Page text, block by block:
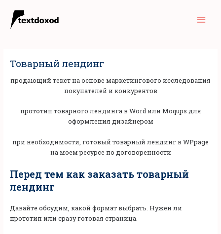
содержимому
Товарный лендинг
продающий текст на основе маркетингового исследования
покупателей и конкурентов
прототип товарного лендинга в Word или Moqups для
оформления дизайнером
при необходимости, готовый товарный лендинг в WPpage
на моём ресурсе по договорённости
Перед тем как заказать товарный
лендинг
Давайте обсудим, какой формат выбрать. Нужен ли
прототип или сразу готовая страница.